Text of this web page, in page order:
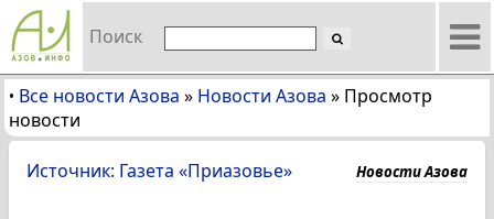
Поиск
• Все новости Азова » Новости Азова » Просмотр
новости
Источник: Газета «Приазовье» Новости Азова